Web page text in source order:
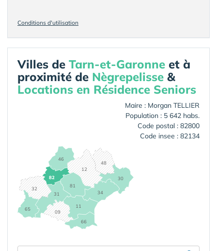
Conditions d'utilisation
Villes de Tarn-et-Garonne et à
proximité de Nègrepelisse &
Locations en Résidence Seniors
Maire : Morgan TELLIER
Population : 5 642 habs.
Code postal : 82800
Code insee : 82134
09
11
12
30
31
32
34
46
48
65
66
81
82